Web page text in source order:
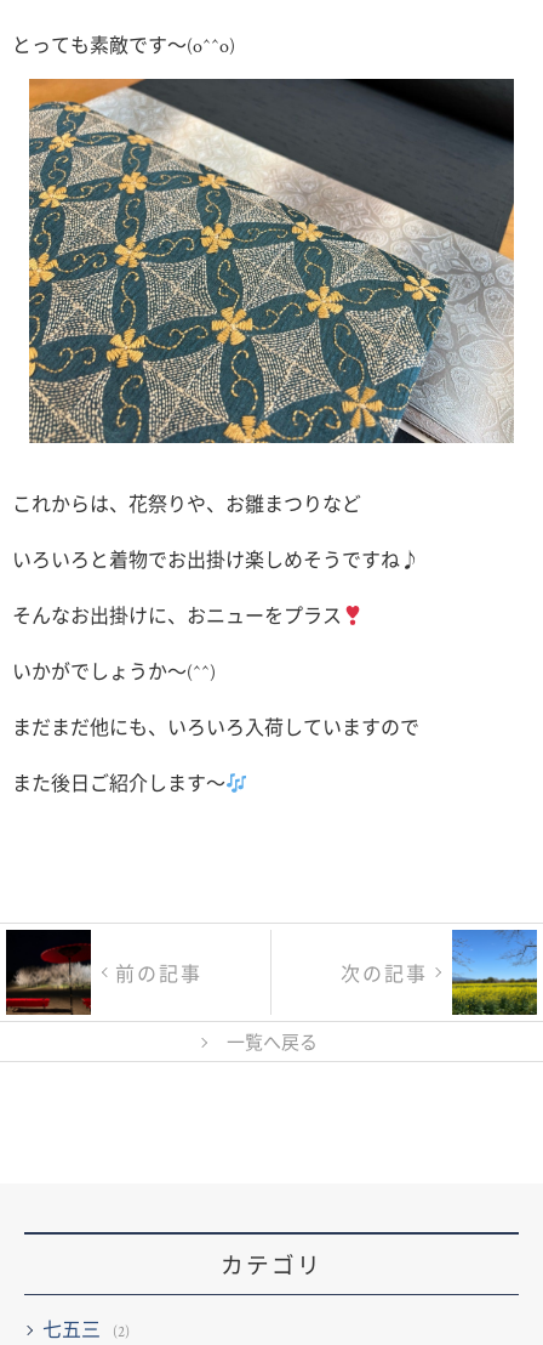
とっても素敵です〜(o^^o)
これからは、花祭りや、お雛まつりなど
いろいろと着物でお出掛け楽しめそうですね♪
そんなお出掛けに、おニューをプラス
いかがでしょうか〜(^^)
まだまだ他にも、いろいろ入荷していますので
また後日ご紹介します〜
前の記事 次の記事
一覧へ戻る
カテゴリ
七五三 (2)